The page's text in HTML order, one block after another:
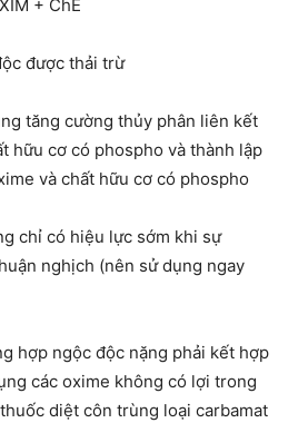
+ ChE
được thải trừ
tăng cường thủy phân liên kết
hữu cơ có phospho và thành lập
và chất hữu cơ có phospho
chỉ có hiệu lực sớm khi sự
nghịch (nên sử dụng ngay
hợp ngộc độc nặng phải kết hợp
các oxime không có lợi trong
diệt côn trùng loại carbamat